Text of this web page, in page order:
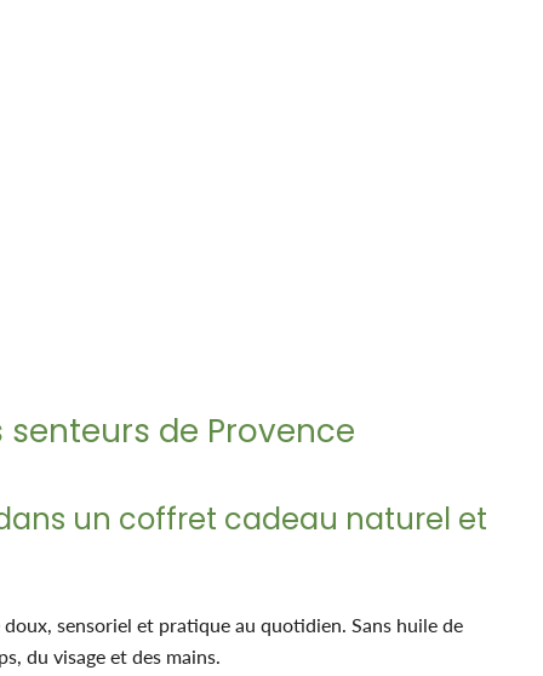
de Provence
un coffret cadeau naturel et
sensoriel et pratique au quotidien. Sans huile de
du visage et des mains.